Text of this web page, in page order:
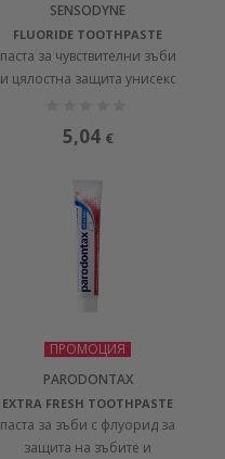
SENSODYNE
FLUORIDE TOOTHPASTE
паста за чувствителни зъби
и цялостна защита унисекс
5,04 €
ПРОМОЦИЯ
PARODONTAX
EXTRA FRESH TOOTHPASTE
паста за зъби с флуорид за
защита на зъбите и